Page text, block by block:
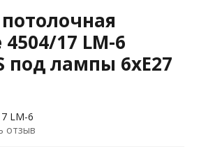
17 LM-6
под лампы 6xE27
отзыв
LM-6